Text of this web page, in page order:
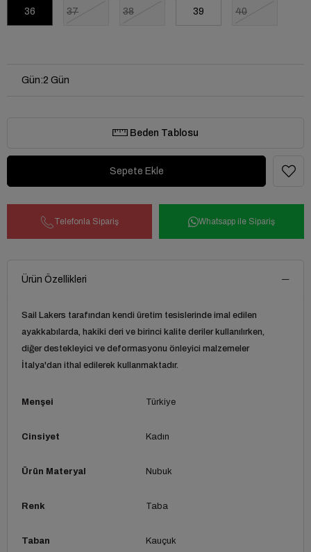
36 37 38 39 40
Gün:2 Gün
Beden Tablosu
Telefonla Sipariş Whatsapp ile Sipariş
Ürün Özellikleri
Sail Lakers tarafından kendi üretim tesislerinde imal edilen
ayakkabılarda, hakiki deri ve birinci kalite deriler kullanılırken,
diğer destekleyici ve deformasyonu önleyici malzemeler
İtalya'dan ithal edilerek kullanmaktadır.
Menşei Türkiye
Cinsiyet Kadın
Ürün Materyal Nubuk
Renk Taba
Taban Kauçuk